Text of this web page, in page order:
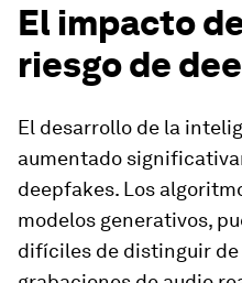
El impacto
riesgo de
El desarrollo de la
aumentado
deepfakes. Los
modelos generativos,
difíciles de distinguir de